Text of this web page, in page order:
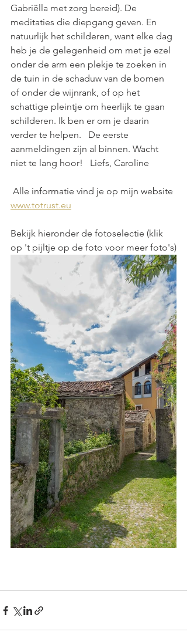
Gabriëlla met zorg bereid). De
meditaties die diepgang geven. En
natuurlijk het schilderen, want elke dag
heb je de gelegenheid om met je ezel
onder de arm een plekje te zoeken in
de tuin in de schaduw van de bomen
of onder de wijnrank, of op het
schattige pleintje om heerlijk te gaan
schilderen. Ik ben er om je daarin
verder te helpen.   De eerste
aanmeldingen zijn al binnen. Wacht
niet te lang hoor!   Liefs, Caroline
Alle informatie vind je op mijn website
www.totrust.eu
Bekijk hieronder de fotoselectie (klik
op 't pijltje op de foto voor meer foto's)